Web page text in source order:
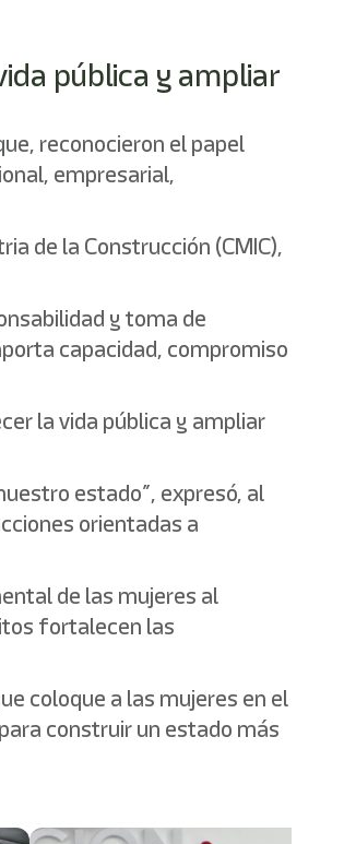
pública y ampliar
reconocieron el papel
empresarial,
de la Construcción (CMIC),
y toma de
capacidad, compromiso
la vida pública y ampliar
estado”, expresó, al
orientadas a
de las mujeres al
fortalecen las
coloque a las mujeres en el
construir un estado más